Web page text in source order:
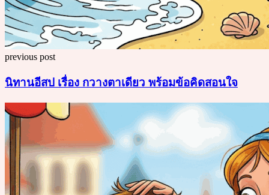
previous post
นิทานอีสป เรื่อง กวางตาเดียว พร้อมข้อคิดสอนใจ